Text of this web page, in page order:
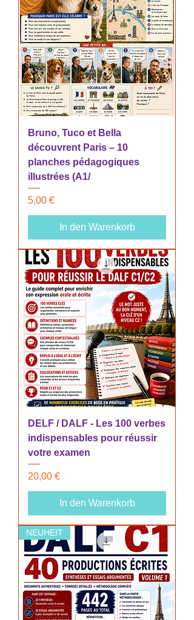
Bruno, Tuco et Bella
découvrent Paris – 10
planches pédagogiques
illustrées (A1/
Preis
5,00 €
In den Warenkorb
DELF / DALF - Les 100 verbes
indispensables pour réussir
votre examen
Preis
20,00 €
In den Warenkorb
NEUHEIT